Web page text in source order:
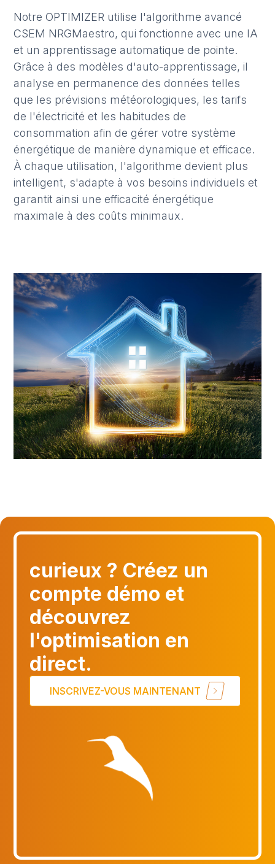
Notre OPTIMIZER utilise l'algorithme avancé
CSEM NRGMaestro, qui fonctionne avec une IA
et un apprentissage automatique de pointe.
Grâce à des modèles d'auto-apprentissage, il
analyse en permanence des données telles
que les prévisions météorologiques, les tarifs
de l'électricité et les habitudes de
consommation afin de gérer votre système
énergétique de manière dynamique et efficace.
À chaque utilisation, l'algorithme devient plus
intelligent, s'adapte à vos besoins individuels et
garantit ainsi une efficacité énergétique
maximale à des coûts minimaux.
curieux ? Créez un
compte démo et
découvrez
l'optimisation en
direct.
INSCRIVEZ-VOUS MAINTENANT